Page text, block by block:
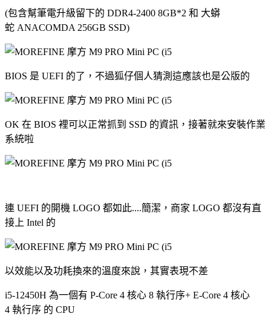
(包含幫筆電升級留下的 DDR4-2400 8GB*2 和 大蟒
蛇 ANACOMDA 256GB SSD)
BIOS 是 UEFI 的了，不過狐仔個人猜測這應該也是公版的
OK 在 BIOS 裡可以正常抓到 SSD 的資訊，接著就來安裝作業
系統啦
連 UEFI 的開機 LOGO 都如此....簡潔，商家 LOGO 都沒有直
接上 Intel 的
以效能以及功耗換來的溫度來說，其實表現不差
i5-12450H 為一個有 P-Core 4 核心 8 執行序+ E-Core 4 核心
4 執行序 的 CPU